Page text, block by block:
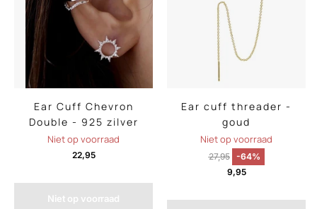
Ear Cuff Chevron
Double - 925 zilver
Niet op voorraad
22,95
Niet op voorraad
Ear cuff threader -
goud
Niet op voorraad
27,95
-64%
9,95